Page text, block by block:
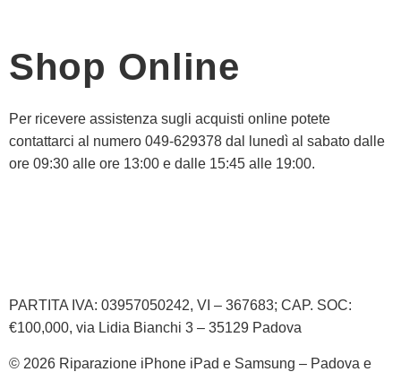
Shop Online
Per ricevere assistenza sugli acquisti online potete
contattarci al numero 049-629378 dal lunedì al sabato dalle
ore 09:30 alle ore 13:00 e dalle 15:45 alle 19:00.
PARTITA IVA: 03957050242, VI – 367683; CAP. SOC:
€100,000, via Lidia Bianchi 3 – 35129 Padova
© 2026 Riparazione iPhone iPad e Samsung – Padova e